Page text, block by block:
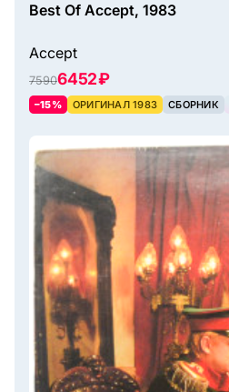
Best Of Accept, 1983
Accept
75906452 ₽
–15% ОРИГИНАЛ 1983 СБОРНИК